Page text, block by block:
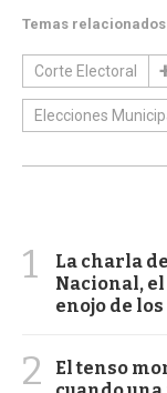
Temas relacionados
Corte Electoral
Elecciones
1
La charla
Nacional,
enojo de
2
El tenso